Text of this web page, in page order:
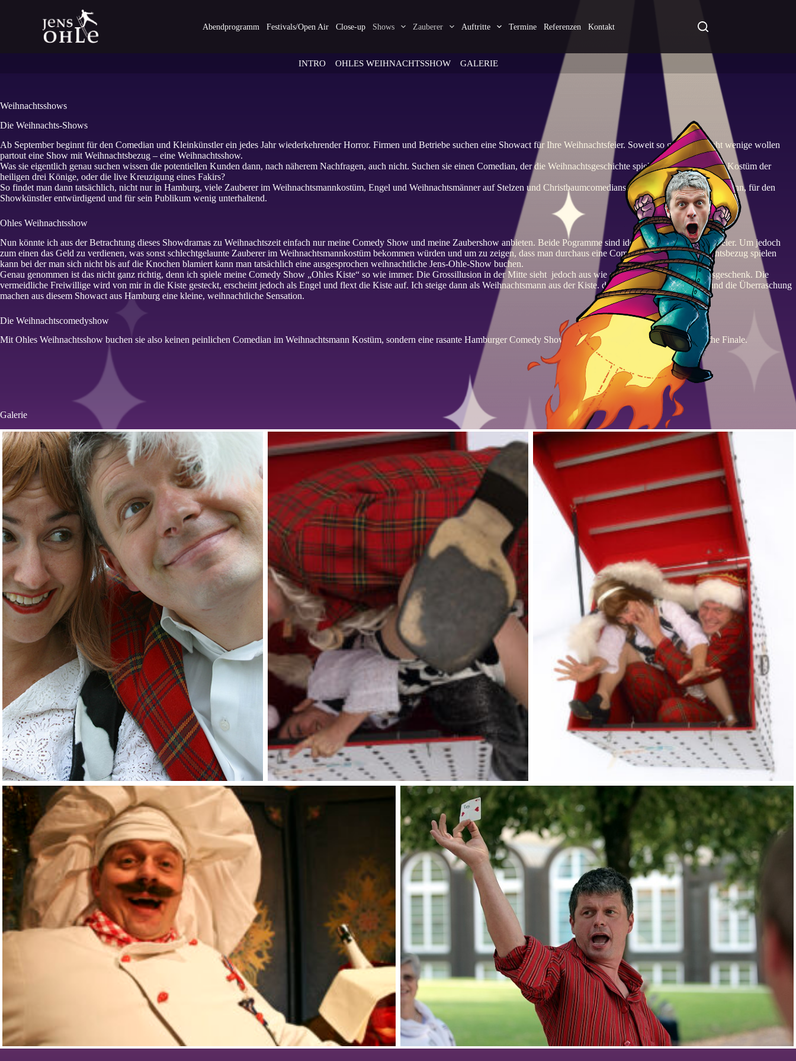
s
r
n
g
e
n
Abendprogramm Festivals/Open Air Close-up Shows Zauberer Auftritte Termine Referenzen Kontakt
INTRO OHLES WEIHNACHTSSHOW GALERIE
Weihnachtsshows
Die Weihnachts-Shows
Ab September beginnt für den Comedian und Kleinkünstler ein jedes Jahr wiederkehrender Horror. Firmen und Betriebe suchen eine Showact für Ihre Weihnachtsfeier. Soweit so gut. Aber nicht wenige wollen
partout eine Show mit Weihnachtsbezug – eine Weihnachtsshow.
Was sie eigentlich genau suchen wissen die potentiellen Kunden dann, nach näherem Nachfragen, auch nicht. Suchen sie einen Comedian, der die Weihnachtsgeschichte spielt, einen Zauberer im Kostüm der
heiligen drei Könige, oder die live Kreuzigung eines Fakirs?
So findet man dann tatsächlich, nicht nur in Hamburg, viele Zauberer im Weihnachtsmannkostüm, Engel und Weihnachtsmänner auf Stelzen und Christbaumcomedians. Das ist aber doch alles Unsinn, für den
Showkünstler entwürdigend und für sein Publikum wenig unterhaltend.
Ohles Weihnachtsshow
Nun könnte ich aus der Betrachtung dieses Showdramas zu Weihnachtszeit einfach nur meine Comedy Show und meine Zaubershow anbieten. Beide Pogramme sind ideale Showacts für jede Feier. Um jedoch
zum einen das Geld zu verdienen, was sonst schlechtgelaunte Zauberer im Weihnachtsmannkostüm bekommen würden und um zu zeigen, dass man durchaus eine Comedy Show mit Weihnachtsbezug spielen
kann bei der man sich nicht bis auf die Knochen blamiert kann man tatsächlich eine ausgesprochen weihnachtliche Jens-Ohle-Show buchen.
Genau genommen ist das nicht ganz richtig, denn ich spiele meine Comedy Show „Ohles Kiste“ so wie immer. Die Grossillusion in der Mitte sieht jedoch aus wie ein riesengroßes Weihnachtsgeschenk. Die
vermeidliche Freiwillige wird von mir in die Kiste gesteckt, erscheint jedoch als Engel und flext die Kiste auf. Ich steige dann als Weihnachtsmann aus der Kiste. der schnelle Kleiderwechsel und die Überraschung
machen aus diesem Showact aus Hamburg eine kleine, weihnachtliche Sensation.
Die Weihnachtscomedyshow
Mit Ohles Weihnachtsshow buchen sie also keinen peinlichen Comedian im Weihnachtsmann Kostüm, sondern eine rasante Hamburger Comedy Show mit einem spektakulären, weihnachtliche Finale.
Galerie